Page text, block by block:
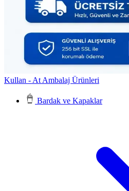
Kullan - At Ambalaj Ürünleri
Bardak ve Kapaklar